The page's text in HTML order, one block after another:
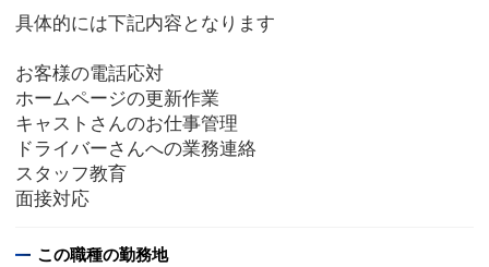
具体的には下記内容となります
お客様の電話応対
ホームページの更新作業
キャストさんのお仕事管理
ドライバーさんへの業務連絡
スタッフ教育
面接対応
この職種の勤務地